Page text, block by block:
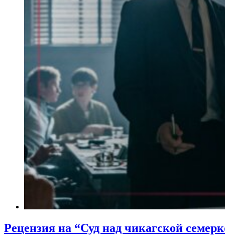
Рецензия на “Суд над чикагской